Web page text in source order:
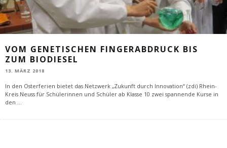
VOM GENETISCHEN FINGERABDRUCK BIS
ZUM BIODIESEL
13. MÄRZ 2018
In den Osterferien bietet das Netzwerk „Zukunft durch Innovation“ (zdi) Rhein-
Kreis Neuss für Schülerinnen und Schüler ab Klasse 10 zwei spannende Kurse in
den